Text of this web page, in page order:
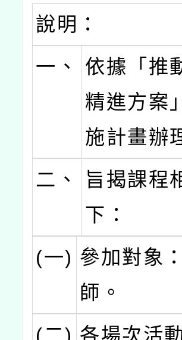
說明：
一、
依據「推
精進方案
施計畫辦
二、
旨揭課程
下：
(一) 參加對象
師。
(二) 各場次活